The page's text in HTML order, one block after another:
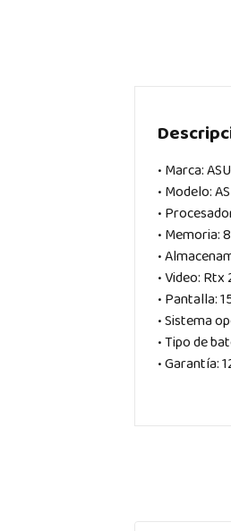
• Marca:
• Modelo:
•
• Memoria:
•
• Video:
• Pantalla:
• Sistema
• Tipo de
• Garantía: